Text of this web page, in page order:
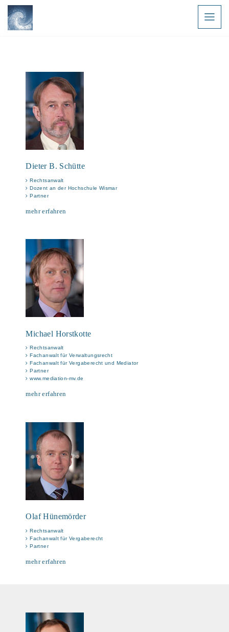
Dieter B. Schütte
Rechtsanwalt
Dozent an der Hochschule Wismar
Partner
mehr erfahren
Michael Horstkotte
Rechtsanwalt
Fachanwalt für Verwaltungsrecht
Fachanwalt für Vergaberecht und Mediator
Partner
www.mediation-mv.de
mehr erfahren
Olaf Hünemörder
Rechtsanwalt
Fachanwalt für Vergaberecht
Partner
mehr erfahren